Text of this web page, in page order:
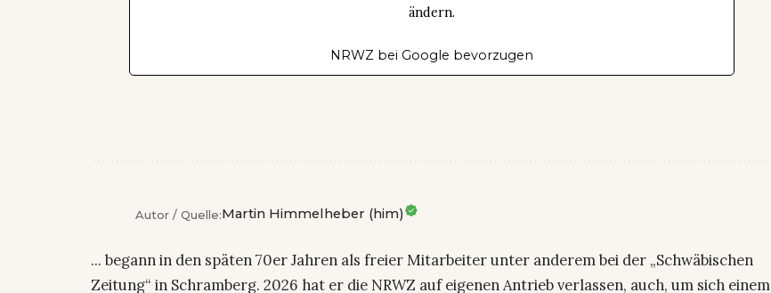
ändern.
NRWZ bei Google bevorzugen
Autor / Quelle:Martin Himmelheber (him)
... begann in den späten 70er Jahren als freier Mitarbeiter unter anderem bei der „Schwäbischen
Zeitung“ in Schramberg. 2026 hat er die NRWZ auf eigenen Antrieb verlassen, auch, um sich einem